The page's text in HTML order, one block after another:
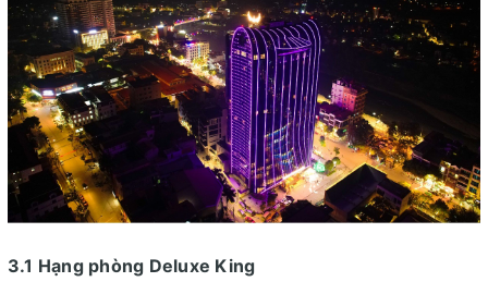
3.1 Hạng phòng Deluxe King